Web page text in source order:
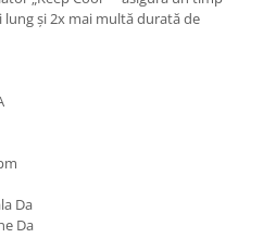
şi 2x mai multă durată de
Da
Da